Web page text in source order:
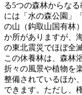
る5つの森林からな
には「水の森公園」
の山（鈎取山国有林
か所がありますが、
の東北震災でほぼ全
この休養林は、森林
折々の風景や植物を
整備されているほか
できます。ただし、